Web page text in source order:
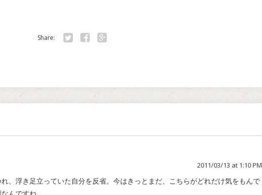
Share:
2011/03/13 at 1:10 PM
、浮き足立っていた自分を反省。今はきっとまだ、こちらがどれだけ気をもんで
んですね。